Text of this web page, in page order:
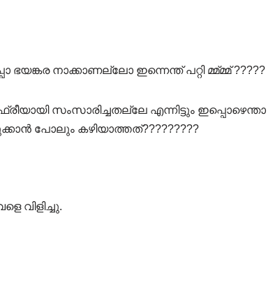
നാക്കാണല്ലോ ഇന്നെന്ത്‌ പറ്റി മ്മ്മ്മ് ?????
സംസാരിച്ചതല്ലേ എന്നിട്ടും ഇപ്പൊഴെന്താ
പോലും കഴിയാത്തത്?????????
വിളിച്ചു.